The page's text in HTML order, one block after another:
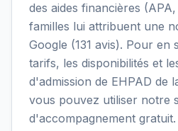
des aides financières
familles lui attribuent une
Google (131 avis). Pour en
tarifs, les disponibilités et
d'admission de EHPAD de
vous pouvez utiliser notre
d'accompagnement gratuit.